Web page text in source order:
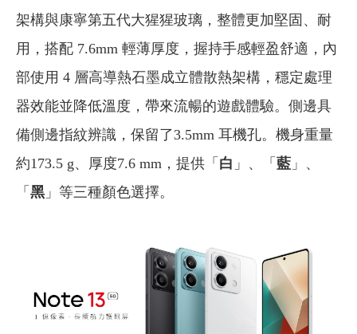
架構與康寧第五代大猩猩玻璃，整體更加堅固、耐
用，搭配 7.6mm 輕薄厚度，握持手感輕盈舒適，內
部使用 4 層高導熱石墨成立體散熱架構，穩定處理
器效能並降低溫度，帶來流暢的遊戲體驗。側邊具
備側邊指紋辨識，保留了3.5mm 耳機孔。機身重量
約173.5 g、厚度7.6 mm，提供「 白 」、「 藍 」、
「 黑 」等三種顏色選擇。